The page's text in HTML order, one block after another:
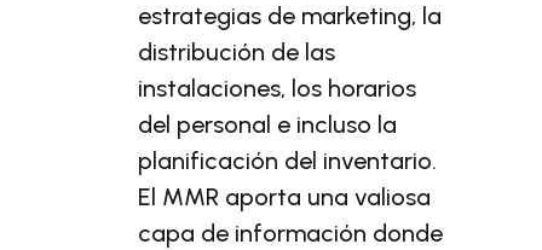
estrategias de marketing, la
distribución de las
instalaciones, los horarios
del personal e incluso la
planificación del inventario.
El MMR aporta una valiosa
capa de información donde